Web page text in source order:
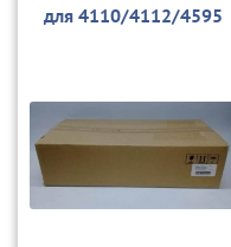
для 4110/4112/4595